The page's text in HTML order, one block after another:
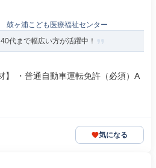
ヶ浦こども医療福祉センター
代まで幅広い方が活躍中！
】 ・普通自動車運転免許（必須）A
気になる